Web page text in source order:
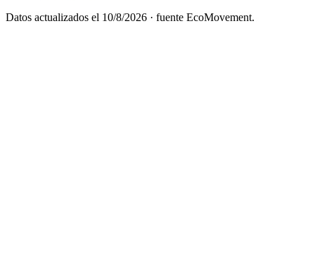
Datos actualizados el 10/8/2026 · fuente EcoMovement.